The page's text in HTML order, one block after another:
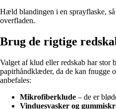
Hæld blandingen i en sprayflaske,
overfladen.
Brug de rigtige
Valget af klud eller redskab har stor
papirhåndklæder, da de kan fnugge
anbefales:
Mikrofiberklude – de er
Vinduesvasker og